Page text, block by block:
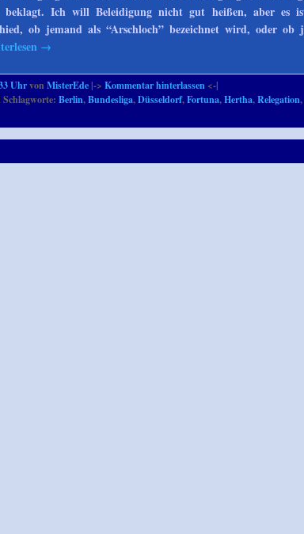
beklagt. Ich will Beleidigung nicht gut heißen, aber es
ob jemand als “Arschloch” bezeichnet wird, oder ob
→
UhrvonMisterEde |->Kommentar hinterlassen <-|
Schlagworte:Berlin,Bundesliga,Düsseldorf,Fortuna,Hertha,Relegation,